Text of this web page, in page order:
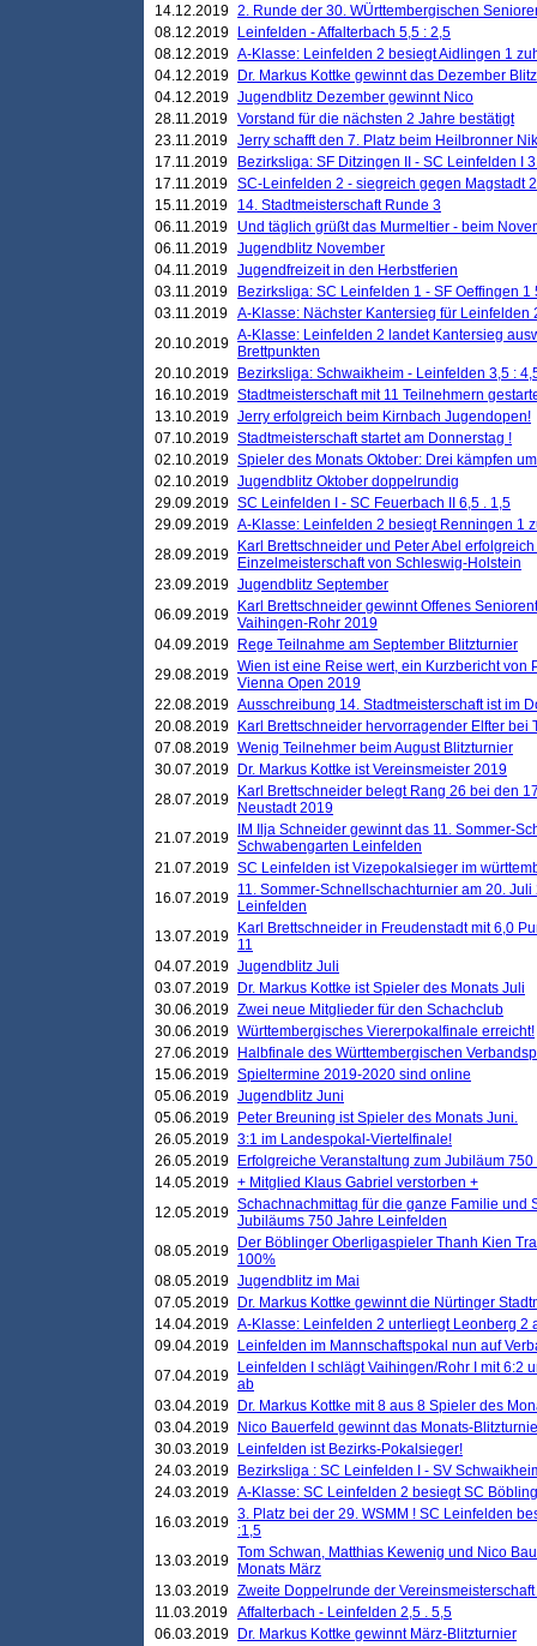
14.12.2019 2. Runde der 30. WÜrttembergischen
08.12.2019
Leinfelden - Affalterbach 5,5 : 2,5
08.12.2019 A-Klasse: Leinfelden 2 besiegt Aidlingen 1
04.12.2019
Dr. Markus Kottke gewinnt das Dezember
04.12.2019 Jugendblitz Dezember gewinnt Nico
28.11.2019 Vorstand für die nächsten 2 Jahre bestätigt
23.11.2019 Jerry schafft den 7. Platz beim Heilbronner
17.11.2019
Bezirksliga: SF Ditzingen II - SC Leinfelden I
17.11.2019 SC-Leinfelden 2 - siegreich gegen Magstadt 2
15.11.2019
14. Stadtmeisterschaft Runde 3
06.11.2019
Und täglich grüßt das Murmeltier - beim
06.11.2019 Jugendblitz November
04.11.2019 Jugendfreizeit in den Herbstferien
03.11.2019
Bezirksliga: SC Leinfelden 1 - SF Oeffingen 1
03.11.2019 A-Klasse: Nächster Kantersieg für Leinfelden
20.10.2019 A-Klasse: Leinfelden 2 landet Kantersieg
Brettpunkten
20.10.2019
Bezirksliga: Schwaikheim - Leinfelden 3,5 :
16.10.2019 Stadtmeisterschaft mit 11 Teilnehmern
13.10.2019 Jerry erfolgreich beim Kirnbach Jugendopen!
07.10.2019 Stadtmeisterschaft startet am Donnerstag !
02.10.2019 Spieler des Monats Oktober: Drei kämpfen
02.10.2019 Jugendblitz Oktober doppelrundig
29.09.2019 SC Leinfelden I - SC Feuerbach II 6,5 . 1,5
29.09.2019 A-Klasse: Leinfelden 2 besiegt Renningen 1
28.09.2019
Karl Brettschneider und Peter Abel
Einzelmeisterschaft von Schleswig-Holstein
23.09.2019 Jugendblitz September
06.09.2019
Karl Brettschneider gewinnt Offenes
Vaihingen-Rohr 2019
04.09.2019
Rege Teilnahme am September Blitzturnier
29.08.2019 Wien ist eine Reise wert, ein Kurzbericht von
Vienna Open 2019
22.08.2019 Ausschreibung 14. Stadtmeisterschaft ist im
20.08.2019
Karl Brettschneider hervorragender Elfter bei
07.08.2019 Wenig Teilnehmer beim August Blitzturnier
30.07.2019
Dr. Markus Kottke ist Vereinsmeister 2019
28.07.2019
Karl Brettschneider belegt Rang 26 bei den
Neustadt 2019
21.07.2019
IM Ilja Schneider gewinnt das 11. Sommer-
Schwabengarten Leinfelden
21.07.2019 SC Leinfelden ist Vizepokalsieger im
16.07.2019 11. Sommer-Schnellschachturnier am 20.
Leinfelden
13.07.2019
Karl Brettschneider in Freudenstadt mit 6,0
11
04.07.2019 Jugendblitz Juli
03.07.2019
Dr. Markus Kottke ist Spieler des Monats Juli
30.06.2019 Zwei neue Mitglieder für den Schachclub
30.06.2019 Württembergisches Viererpokalfinale erreicht!
27.06.2019
Halbfinale des Württembergischen
15.06.2019 Spieltermine 2019-2020 sind online
05.06.2019 Jugendblitz Juni
05.06.2019
Peter Breuning ist Spieler des Monats Juni.
26.05.2019 3:1 im Landespokal-Viertelfinale!
26.05.2019
Erfolgreiche Veranstaltung zum Jubiläum
14.05.2019 + Mitglied Klaus Gabriel verstorben +
12.05.2019 Schachnachmittag für die ganze Familie und
Jubiläums 750 Jahre Leinfelden
08.05.2019
Der Böblinger Oberligaspieler Thanh Kien
100%
08.05.2019 Jugendblitz im Mai
07.05.2019
Dr. Markus Kottke gewinnt die Nürtinger
14.04.2019 A-Klasse: Leinfelden 2 unterliegt Leonberg 2
09.04.2019
Leinfelden im Mannschaftspokal nun auf
07.04.2019
Leinfelden I schlägt Vaihingen/Rohr I mit 6:2
ab
03.04.2019
Dr. Markus Kottke mit 8 aus 8 Spieler des
03.04.2019
Nico Bauerfeld gewinnt das Monats-
30.03.2019
Leinfelden ist Bezirks-Pokalsieger!
24.03.2019
Bezirksliga : SC Leinfelden I - SV
24.03.2019 A-Klasse: SC Leinfelden 2 besiegt SC
16.03.2019 3. Platz bei der 29. WSMM ! SC Leinfelden
:1,5
13.03.2019 Tom Schwan, Matthias Kewenig und Nico
Monats März
13.03.2019 Zweite Doppelrunde der
11.03.2019 Affalterbach - Leinfelden 2,5 . 5,5
06.03.2019
Dr. Markus Kottke gewinnt März-Blitzturnier